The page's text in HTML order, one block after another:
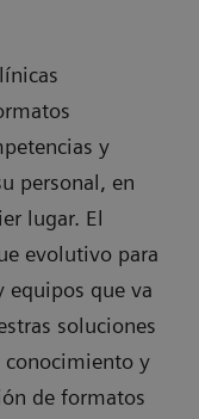
y
personal, en
lugar. El
evolutivo para
equipos que va
soluciones
conocimiento y
de formatos